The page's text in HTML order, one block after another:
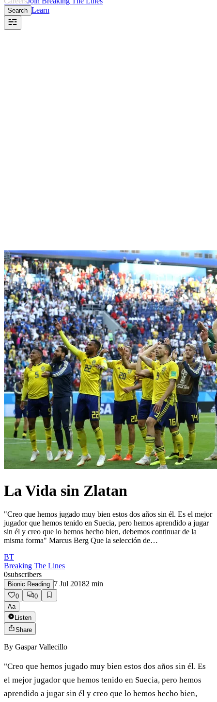
Search Learn
La Vida sin Zlatan
"Creo que hemos jugado muy bien estos dos años sin él. Es el mejor
jugador que hemos tenido en Suecia, pero hemos aprendido a jugar
sin él y creo que lo hemos hecho bien, debemos continuar de la
misma forma" Marcus Berg Que la selección de…
BT
Breaking The Lines
0subscribers
Bionic Reading 7 Jul 20182 min
0
0
Aa
Listen
Share
By Gaspar Vallecillo
"Creo que hemos jugado muy bien estos dos años sin él. Es
el mejor jugador que hemos tenido en Suecia, pero hemos
aprendido a jugar sin él y creo que lo hemos hecho bien,